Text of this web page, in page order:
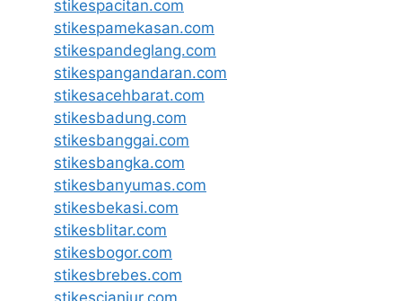
stikespacitan.com
stikespamekasan.com
stikespandeglang.com
stikespangandaran.com
stikesacehbarat.com
stikesbadung.com
stikesbanggai.com
stikesbangka.com
stikesbanyumas.com
stikesbekasi.com
stikesblitar.com
stikesbogor.com
stikesbrebes.com
stikescianjur.com